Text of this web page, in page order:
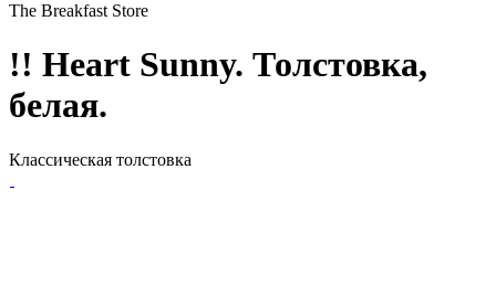
The Breakfast Store
!! Heart Sunny. Толстовка,
белая.
Классическая толстовка